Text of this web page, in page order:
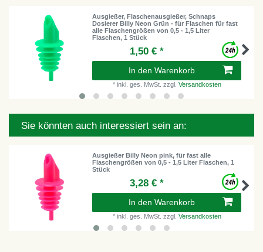
Ausgießer, Flaschenausgießer, Schnaps
Dosierer Billy Neon Grün - für Flaschen für fast
alle Flaschengrößen von 0,5 - 1,5 Liter
Flaschen, 1 Stück
1,50 € *
In den Warenkorb
* inkl. ges. MwSt. zzgl. Versandkosten
Sie könnten auch interessiert sein an:
Ausgießer Billy Neon pink, für fast alle
Flaschengrößen von 0,5 - 1,5 Liter Flaschen, 1
Stück
3,28 € *
In den Warenkorb
* inkl. ges. MwSt. zzgl. Versandkosten